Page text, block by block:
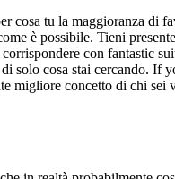
cosa tu la maggioranza di
è possibile. Tieni
con fantastic
solo cosa stai cercando. If
concetto di chi sei